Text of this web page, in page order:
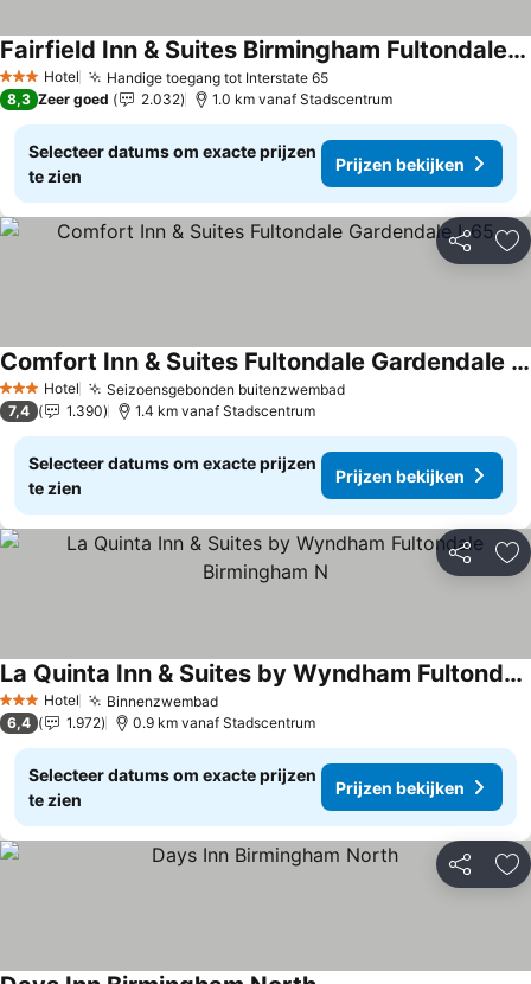
3 SterrenHotel Handige toegang tot Interstate 65
Fairfield Inn & Suites Birmingham Fultondale/I-65
8,3 Zeer goed 2.032 1.0 km vanaf Stadscentrum
Selecteer datums om exacte prijzen
te zien
Prijzen bekijken
Delen
3 SterrenHotel Seizoensgebonden buitenzwembad
Comfort Inn & Suites Fultondale Gardendale I-65
7,4 1.390 1.4 km vanaf Stadscentrum
Selecteer datums om exacte prijzen
te zien
Prijzen bekijken
Delen
3 SterrenHotel Binnenzwembad
La Quinta Inn & Suites by Wyndham Fultondale Birmingham N
6,4 1.972 0.9 km vanaf Stadscentrum
Selecteer datums om exacte prijzen
te zien
Prijzen bekijken
Delen